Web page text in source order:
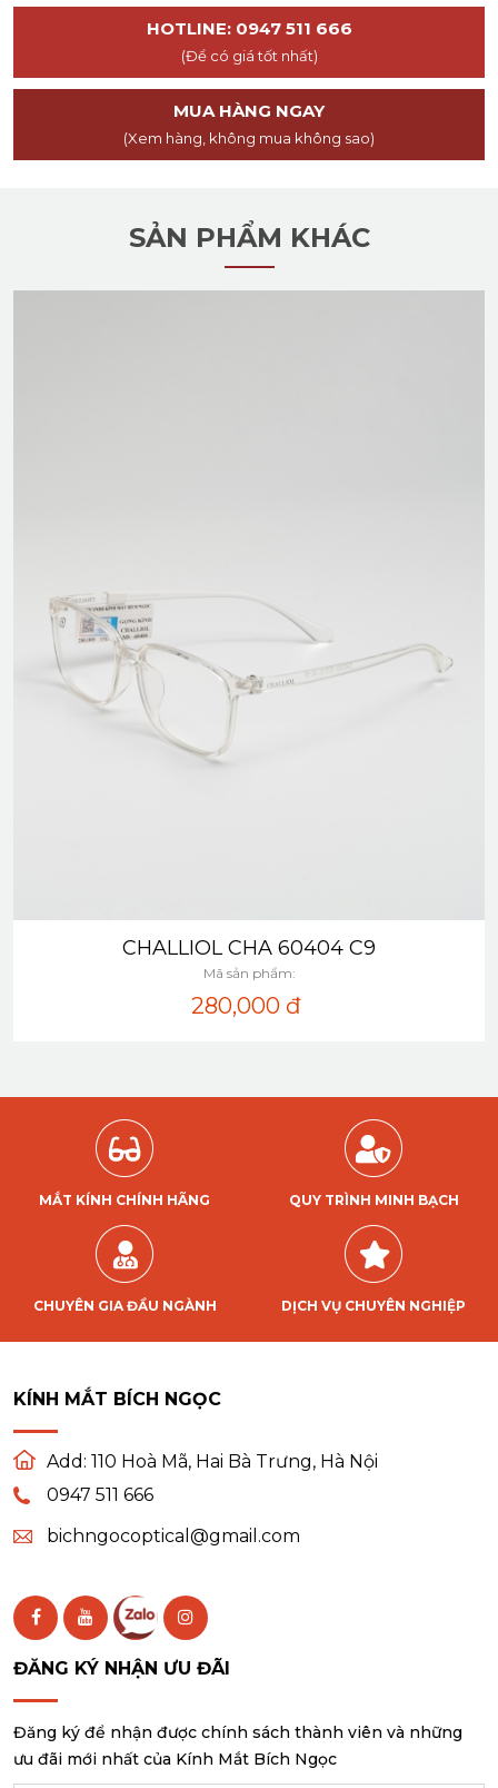
HOTLINE: 0947 511 666
(Để có giá tốt nhất)
MUA HÀNG NGAY
(Xem hàng, không mua không sao)
SẢN PHẨM KHÁC
Xem nhanh
CHALLIOL CHA 60404 C9
Mã sản phẩm:
280,000 đ
MẮT KÍNH CHÍNH HÃNG QUY TRÌNH MINH BẠCH
CHUYÊN GIA ĐẦU NGÀNH DỊCH VỤ CHUYÊN NGHIỆP
KÍNH MẮT BÍCH NGỌC
Add: 110 Hoà Mã, Hai Bà Trưng, Hà Nội
0947 511 666
bichngocoptical@gmail.com
ĐĂNG KÝ NHẬN ƯU ĐÃI
Đăng ký để nhận được chính sách thành viên và những
ưu đãi mới nhất của Kính Mắt Bích Ngọc